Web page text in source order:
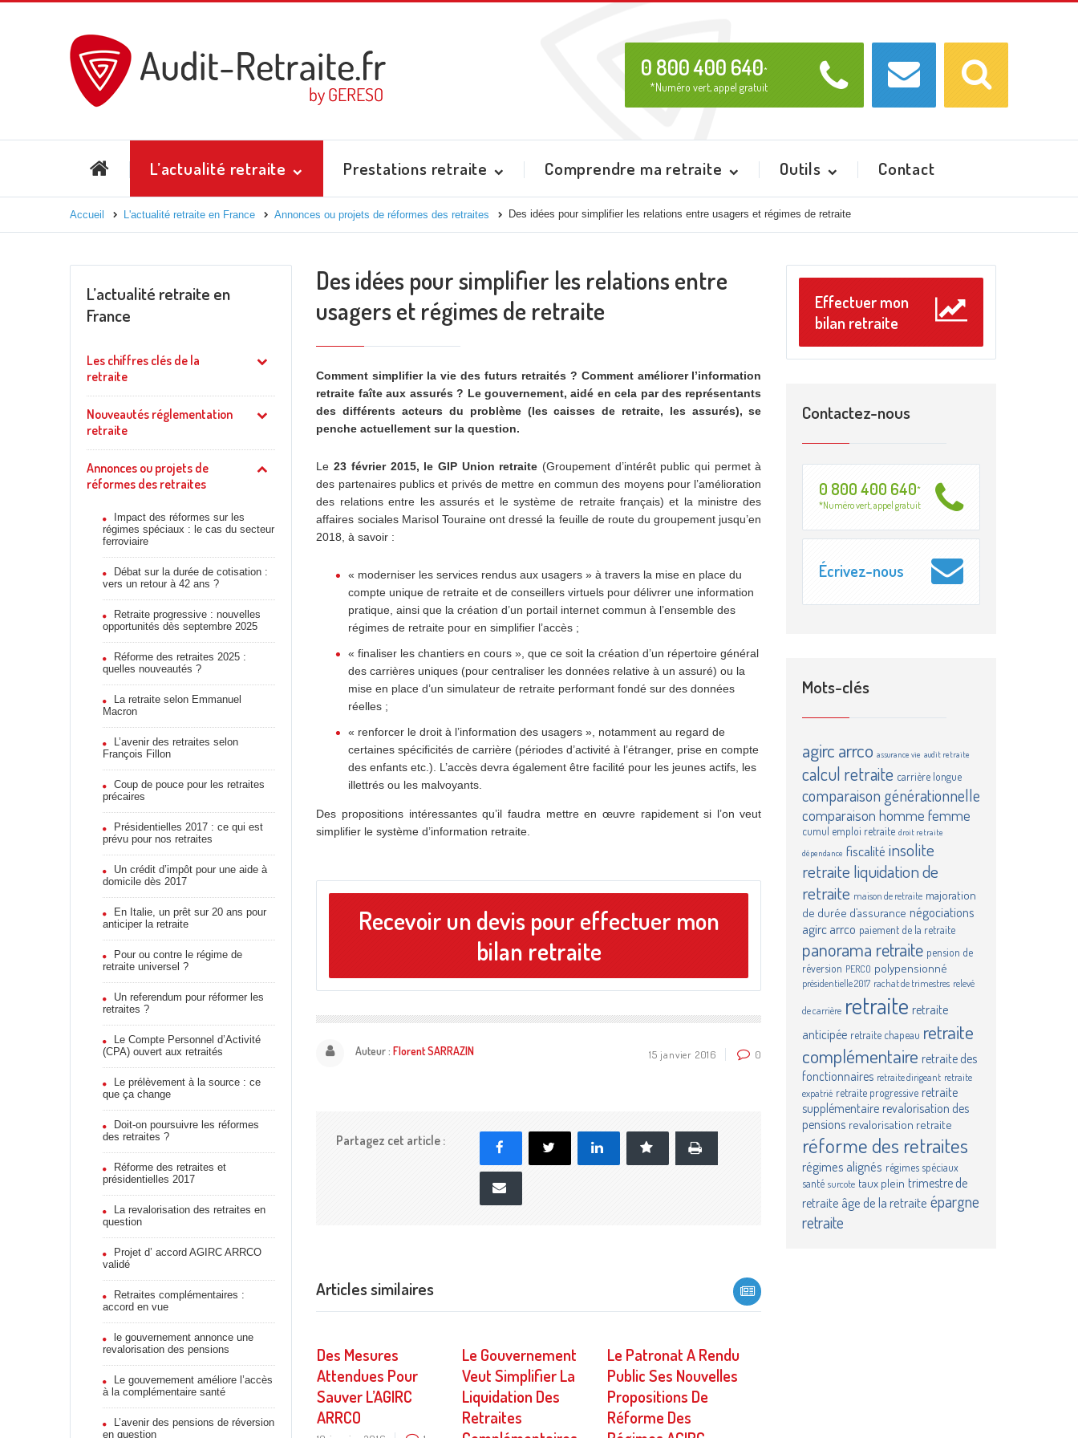
0 800 400 640*
*Numéro vert, appel gratuit
Recherche
L’actualité retraite Prestations retraite Comprendre ma retraite Outils Contact
Accueil L'actualité retraite en France Annonces ou projets de réformes des retraites Des idées pour simplifier les relations entre usagers et régimes de retraite
L’actualité retraite en
France
Les chiffres clés de la
retraite
Nouveautés réglementation
retraite
Annonces ou projets de
réformes des retraites
Impact des réformes sur les
régimes spéciaux : le cas du secteur
ferroviaire
Débat sur la durée de cotisation :
vers un retour à 42 ans ?
Retraite progressive : nouvelles
opportunités dès septembre 2025
Réforme des retraites 2025 :
quelles nouveautés ?
La retraite selon Emmanuel
Macron
L’avenir des retraites selon
François Fillon
Coup de pouce pour les retraites
précaires
Présidentielles 2017 : ce qui est
prévu pour nos retraites
Un crédit d’impôt pour une aide à
domicile dès 2017
En Italie, un prêt sur 20 ans pour
anticiper la retraite
Pour ou contre le régime de
retraite universel ?
Un referendum pour réformer les
retraites ?
Le Compte Personnel d’Activité
(CPA) ouvert aux retraités
Le prélèvement à la source : ce
que ça change
Doit-on poursuivre les réformes
des retraites ?
Réforme des retraites et
présidentielles 2017
La revalorisation des retraites en
question
Projet d’ accord AGIRC ARRCO
validé
Retraites complémentaires :
accord en vue
le gouvernement annonce une
revalorisation des pensions
Le gouvernement améliore l’accès
à la complémentaire santé
L’avenir des pensions de réversion
en question
Des idées pour simplifier les relations entre
usagers et régimes de retraite
Comment simplifier la vie des futurs retraités ? Comment améliorer l’information
retraite faîte aux assurés ? Le gouvernement, aidé en cela par des représentants
des différents acteurs du problème (les caisses de retraite, les assurés), se
penche actuellement sur la question.
Le23 février 2015, le GIP Union retraite (Groupement d’intérêt public qui permet à
des partenaires publics et privés de mettre en commun des moyens pour l’amélioration
des relations entre les assurés et le système de retraite français) et la ministre des
affaires sociales Marisol Touraine ont dressé la feuille de route du groupement jusqu’en
2018, à savoir :
« moderniser les services rendus aux usagers » à travers la mise en place du
compte unique de retraite et de conseillers virtuels pour délivrer une information
pratique, ainsi que la création d’un portail internet commun à l’ensemble des
régimes de retraite pour en simplifier l’accès ;
« finaliser les chantiers en cours », que ce soit la création d’un répertoire général
des carrières uniques (pour centraliser les données relative à un assuré) ou la
mise en place d’un simulateur de retraite performant fondé sur des données
réelles ;
« renforcer le droit à l’information des usagers », notamment au regard de
certaines spécificités de carrière (périodes d’activité à l’étranger, prise en compte
des enfants etc.). L’accès devra également être facilité pour les jeunes actifs, les
illettrés ou les malvoyants.
Des propositions intéressantes qu’il faudra mettre en œuvre rapidement si l’on veut
simplifier le système d’information retraite.
Recevoir un devis pour effectuer mon
bilan retraite
Auteur :Florent SARRAZIN 15 janvier 2016 0
Partagez cet article : Facebook LinkedIn Marque-page
Imprimer
Articles similaires
Des Mesures
Attendues Pour
Sauver L’AGIRC
ARRCO
Le Gouvernement
Veut Simplifier La
Liquidation Des
Retraites
Le Patronat A Rendu
Public Ses Nouvelles
Propositions De
Réforme Des
Effectuer mon
bilan retraite
Contactez-nous
0 800 400 640*
*Numéro vert, appel gratuit
Écrivez-nous
Mots-clés
agirc arrco assurance vie audit retraite
calcul retraite carrière longue
comparaison générationnelle
comparaison homme femme
cumul emploi retraite droit retraite
dépendance fiscalité insolite
retraite liquidation de
retraite maison de retraite majoration
de durée d’assurance négociations
agirc arrco paiement de la retraite
panorama retraite pension de
réversion PERCO polypensionné
présidentielle 2017 rachat de trimestres relevé
de carrière retraite retraite
anticipée retraite chapeau retraite
complémentaire retraite des
fonctionnaires retraite dirigeant retraite
expatrié retraite progressive retraite
supplémentaire revalorisation des
pensions revalorisation retraite
réforme des retraites
régimes alignés régimes spéciaux
santé surcote taux plein trimestre de
retraite âge de la retraite épargne
retraite